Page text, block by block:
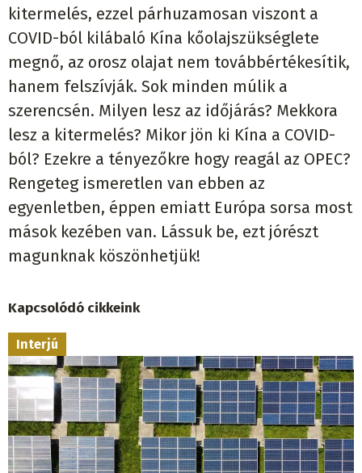
kitermelés, ezzel párhuzamosan viszont a
COVID-ból kilábaló Kína kőolajszükséglete
megnő, az orosz olajat nem továbbértékesítik,
hanem felszívják. Sok minden múlik a
szerencsén. Milyen lesz az időjárás? Mekkora
lesz a kitermelés? Mikor jön ki Kína a COVID-
ból? Ezekre a tényezőkre hogy reagál az OPEC?
Rengeteg ismeretlen van ebben az
egyenletben, éppen emiatt Európa sorsa most
mások kezében van. Lássuk be, ezt jórészt
magunknak köszönhetjük!
Kapcsolódó cikkeink
Interjú